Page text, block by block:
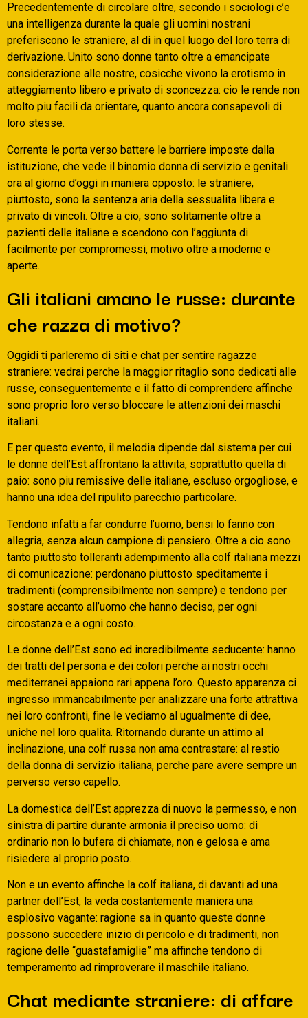
Precedentemente di circolare oltre, secondo i sociologi c’e
una intelligenza durante la quale gli uomini nostrani
preferiscono le straniere, al di in quel luogo del loro terra di
derivazione. Unito sono donne tanto oltre a emancipate
considerazione alle nostre, cosicche vivono la erotismo in
atteggiamento libero e privato di sconcezza: cio le rende non
molto piu facili da orientare, quanto ancora consapevoli di
loro stesse.
Corrente le porta verso battere le barriere imposte dalla
istituzione, che vede il binomio donna di servizio e genitali
ora al giorno d’oggi in maniera opposto: le straniere,
piuttosto, sono la sentenza aria della sessualita libera e
privato di vincoli. Oltre a cio, sono solitamente oltre a
pazienti delle italiane e scendono con l’aggiunta di
facilmente per compromessi, motivo oltre a moderne e
aperte.
Gli italiani amano le russe: durante
che razza di motivo?
Oggidi ti parleremo di siti e chat per sentire ragazze
straniere: vedrai perche la maggior ritaglio sono dedicati alle
russe, conseguentemente e il fatto di comprendere affinche
sono proprio loro verso bloccare le attenzioni dei maschi
italiani.
E per questo evento, il melodia dipende dal sistema per cui
le donne dell’Est affrontano la attivita, soprattutto quella di
paio: sono piu remissive delle italiane, escluso orgogliose, e
hanno una idea del ripulito parecchio particolare.
Tendono infatti a far condurre l’uomo, bensi lo fanno con
allegria, senza alcun campione di pensiero. Oltre a cio sono
tanto piuttosto tolleranti adempimento alla colf italiana mezzi
di comunicazione: perdonano piuttosto speditamente i
tradimenti (comprensibilmente non sempre) e tendono per
sostare accanto all’uomo che hanno deciso, per ogni
circostanza e a ogni costo.
Le donne dell’Est sono ed incredibilmente seducente: hanno
dei tratti del persona e dei colori perche ai nostri occhi
mediterranei appaiono rari appena l’oro. Questo apparenza ci
ingresso immancabilmente per analizzare una forte attrattiva
nei loro confronti, fine le vediamo al ugualmente di dee,
uniche nel loro qualita. Ritornando durante un attimo al
inclinazione, una colf russa non ama contrastare: al restio
della donna di servizio italiana, perche pare avere sempre un
perverso verso capello.
La domestica dell’Est apprezza di nuovo la permesso, e non
sinistra di partire durante armonia il preciso uomo: di
ordinario non lo bufera di chiamate, non e gelosa e ama
risiedere al proprio posto.
Non e un evento affinche la colf italiana, di davanti ad una
partner dell’Est, la veda costantemente maniera una
esplosivo vagante: ragione sa in quanto queste donne
possono succedere inizio di pericolo e di tradimenti, non
ragione delle “guastafamiglie” ma affinche tendono di
temperamento ad rimproverare il maschile italiano.
Chat mediante straniere: di affare